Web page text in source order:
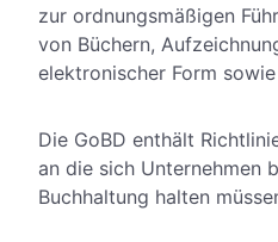
zur ordnungsmäßigen
von Büchern,
elektronischer Form
Die GoBD enthält
an die sich Unternehmen
Buchhaltung halten